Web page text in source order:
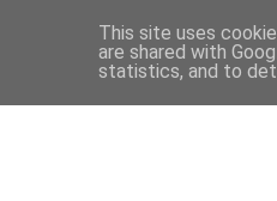
This site uses
are shared with
statistics, and to